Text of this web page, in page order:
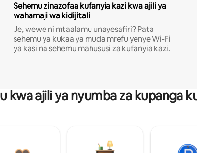
Sehemu zinazofaa kufanyia kazi kwa ajili ya
wahamaji wa kidijitali
Je, wewe ni mtaalamu unayesafiri? Pata
sehemu ya kukaa ya muda mrefu yenye Wi-Fi
ya kasi na sehemu mahususi za kufanyia kazi.
kwa ajili ya nyumba za kupanga